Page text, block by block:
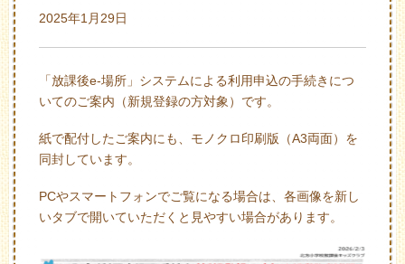
2025年1月29日
「放課後e-場所」システムによる利用申込の手続きにつ
いてのご案内（新規登録の方対象）です。
紙で配付したご案内にも、モノクロ印刷版（A3両面）を
同封しています。
PCやスマートフォンでご覧になる場合は、各画像を新し
いタブで開いていただくと見やすい場合があります。